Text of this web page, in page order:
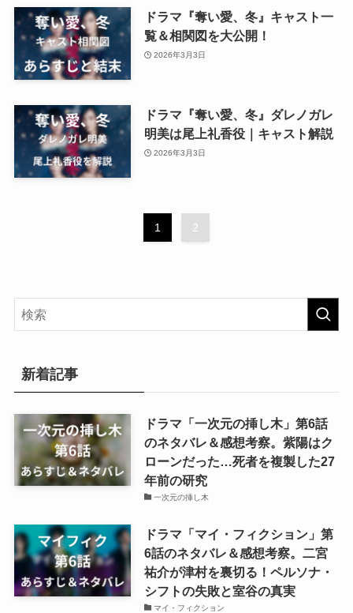
ドラマ『奪い愛、冬』キャスト一
覧＆相関図を大公開！
2026年3月3日
ドラマ『奪い愛、冬』ダレノガレ
明美は尾上礼香役｜キャスト解説
2026年3月3日
1 2
新着記事
ドラマ「一次元の挿し木」第6話
のネタバレ＆感想考察。紫陽はク
ローンだった…死者を複製した27
年前の研究
一次元の挿し木
ドラマ「マイ・フィクション」第
6話のネタバレ＆感想考察。二宮
祐介が津村を裏切る！ペルソナ・
シフトの失敗と室谷の真実
マイ・フィクション